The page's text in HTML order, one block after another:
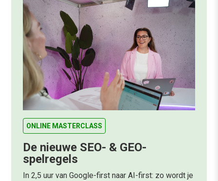
ONLINE MASTERCLASS
De nieuwe SEO- & GEO-
spelregels
In 2,5 uur van Google-first naar AI-first: zo wordt je